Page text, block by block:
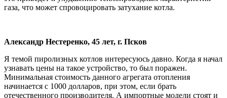
газа, что может спровоцировать затухание котла.
Александр Нестеренко, 45 лет, г. Псков
Я темой пиролизных котлов интересуюсь давно. Когда я начал
узнавать цены на такое устройство, то был поражен.
Минимальная стоимость данного агрегата отопления
начинается с 1000 долларов, при этом, если брать
отечественного производителя. А импортные модели стоят и